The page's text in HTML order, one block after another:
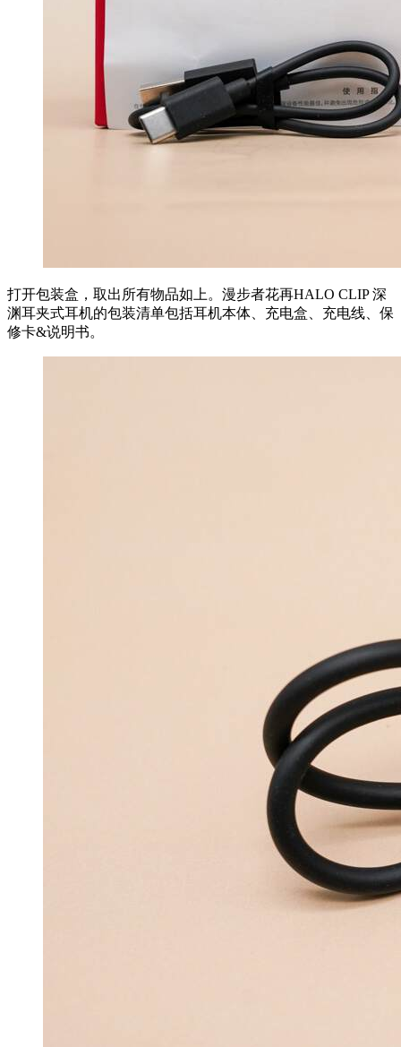
打开包装盒，取出所有物品如上。漫步者花再HALO CLIP 深
渊耳夹式耳机的包装清单包括耳机本体、充电盒、充电线、保
修卡&说明书。